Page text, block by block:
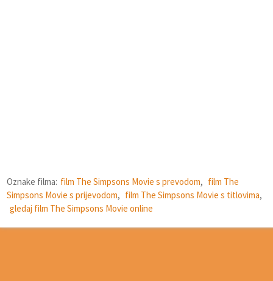
Oznake filma: film The Simpsons Movie s prevodom, film The
Simpsons Movie s prijevodom, film The Simpsons Movie s titlovima,
gledaj film The Simpsons Movie online